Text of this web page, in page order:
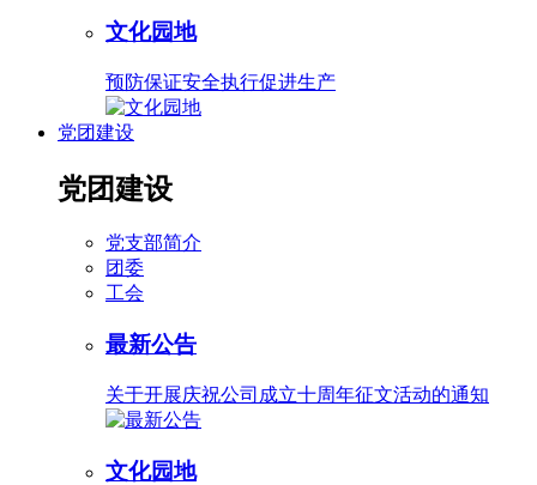
文化园地
预防保证安全执行促进生产
党团建设
党团建设
党支部简介
团委
工会
最新公告
关于开展庆祝公司成立十周年征文活动的通知
文化园地